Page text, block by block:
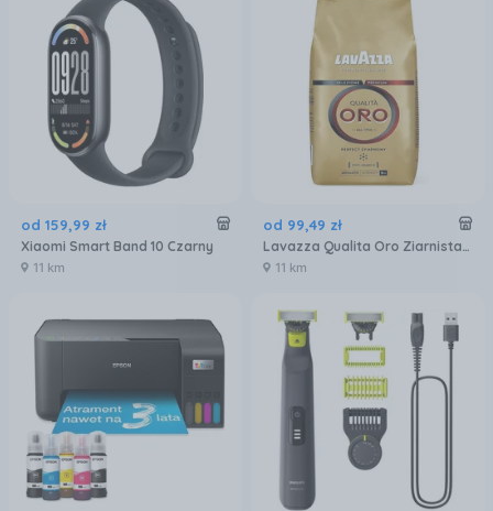
od 159,99 zł
Xiaomi Smart Band 10 Czarny
11 km
od 99,49 zł
Lavazza Qualita Oro Ziarnista 1kg
11 km